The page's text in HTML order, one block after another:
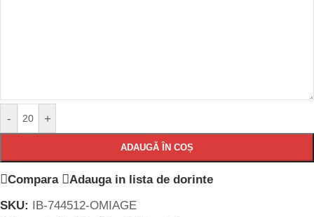
- +
ADAUGĂ ÎN COȘ
Compara
Adauga in lista de dorinte
SKU: IB-744512-OMIAGE